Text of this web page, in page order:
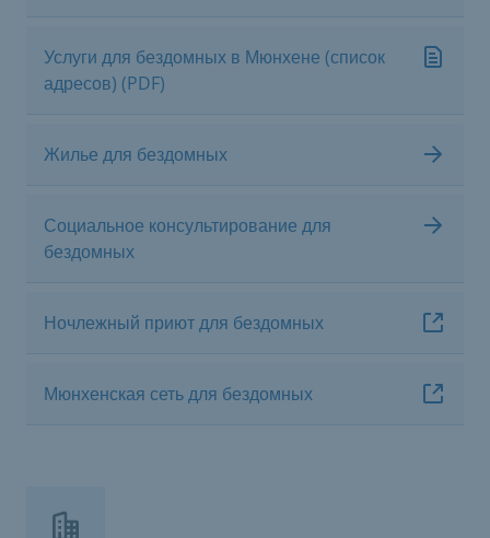
Услуги для бездомных в Мюнхене (список
адресов) (PDF)
Жилье для бездомных
Социальное консультирование для
бездомных
Ночлежный приют для бездомных
Мюнхенская сеть для бездомных